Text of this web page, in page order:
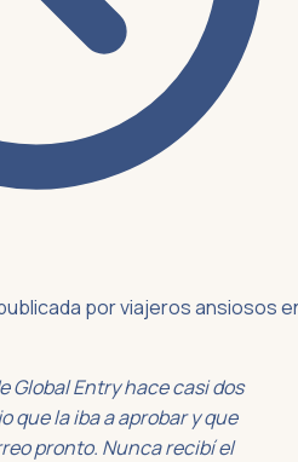
por viajeros ansiosos
Global Entry hace casi dos
que la iba a aprobar y que
pronto. Nunca recibí el